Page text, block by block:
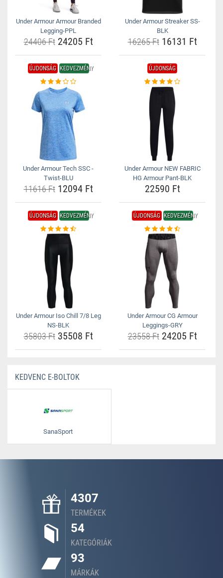
Under Armour Armour Branded
Legging-PPL
24406 Ft24205 Ft
Under Armour Streaker SS-
BLK
16265 Ft16131 Ft
ÚJDONSÁG KEDVEZMÉNY
Under Armour Tech SSC -
Twist-BLU
11616 Ft12094 Ft
ÚJDONSÁG
Under Armour NEW FABRIC
HG Armour Pant-BLK
22590 Ft
ÚJDONSÁG KEDVEZMÉNY
Under Armour Iso Chill 7/8 Leg
NS-BLK
35803 Ft35508 Ft
ÚJDONSÁG KEDVEZMÉNY
Under Armour CG Armour
Leggings-GRY
23558 Ft24205 Ft
KEDVENC E-BOLTOK
SanaSport
4307
TERMÉKEK
54
KATEGÓRIÁK
93
MÁRKÁK